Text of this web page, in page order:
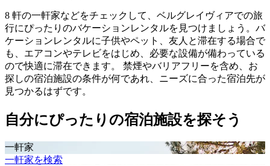
8 軒の一軒家などをチェックして、ベルグレイヴィアでの旅
行にぴったりのバケーションレンタルを見つけましょう。バ
ケーションレンタルに子供やペット、友人と滞在する場合で
も、エアコンやテレビをはじめ、必要な設備が備わっている
ので快適に滞在できます。 禁煙やバリアフリーを含め、お
探しの宿泊施設の条件が何であれ、ニーズに合った宿泊先が
見つかるはずです。
自分にぴったりの宿泊施設を探そう
一軒家
一軒家を検索